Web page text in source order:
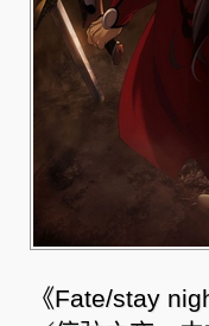
《Fate/stay